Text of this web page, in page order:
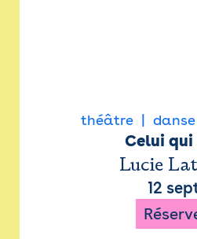
théâtre danse
Celui
Lucie
12